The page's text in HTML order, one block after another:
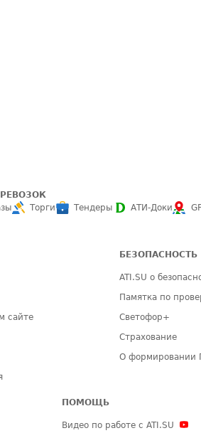
Торги Тендеры АТИ-Доки
сайте
БЕЗОПАСНОСТЬ
ATI.SU о
Памятка по
Светофор+
Страхование
О формировании
ПОМОЩЬ
Видео по работе с ATI.SU